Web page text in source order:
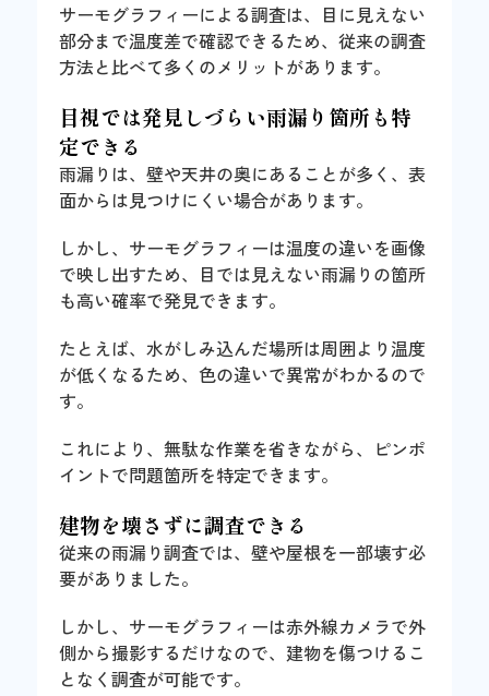
サーモグラフィーによる調査は、目に見えない
部分まで温度差で確認できるため、従来の調査
方法と比べて多くのメリットがあります。
目視では発見しづらい雨漏り箇所も特
定できる
雨漏りは、壁や天井の奥にあることが多く、表
面からは見つけにくい場合があります。
しかし、サーモグラフィーは温度の違いを画像
で映し出すため、目では見えない雨漏りの箇所
も高い確率で発見できます。
たとえば、水がしみ込んだ場所は周囲より温度
が低くなるため、色の違いで異常がわかるので
す。
これにより、無駄な作業を省きながら、ピンポ
イントで問題箇所を特定できます。
建物を壊さずに調査できる
従来の雨漏り調査では、壁や屋根を一部壊す必
要がありました。
しかし、サーモグラフィーは赤外線カメラで外
側から撮影するだけなので、建物を傷つけるこ
となく調査が可能です。